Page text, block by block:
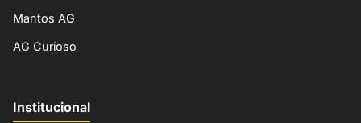
Mantos AG
AG Curioso
Institucional